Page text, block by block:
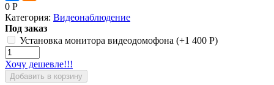
0 Р
Категория: Видеонаблюдение
Под заказ
Установка монитора видеодомофона (+1 400 Р)
Хочу дешевле!!!